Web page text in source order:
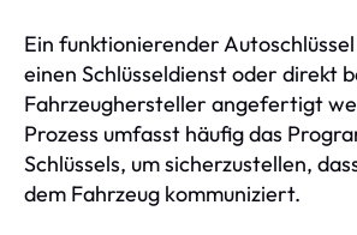
Ein funktionierender
einen Schlüsseldienst oder direkt
Fahrzeughersteller angefertigt
Prozess umfasst häufig das
Schlüssels, um sicherzustellen,
dem Fahrzeug kommuniziert.